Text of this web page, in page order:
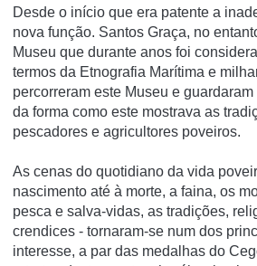
Desde o início que era patente a
nova função. Santos Graça, no
Museu que durante anos foi
termos da Etnografia Marítima e
percorreram este Museu e
da forma como este mostrava as
pescadores e agricultores poveiros.
As cenas do quotidiano da vida
nascimento até à morte, a faina, os
pesca e salva-vidas, as tradições,
crendices - tornaram-se num dos
interesse, a par das medalhas do